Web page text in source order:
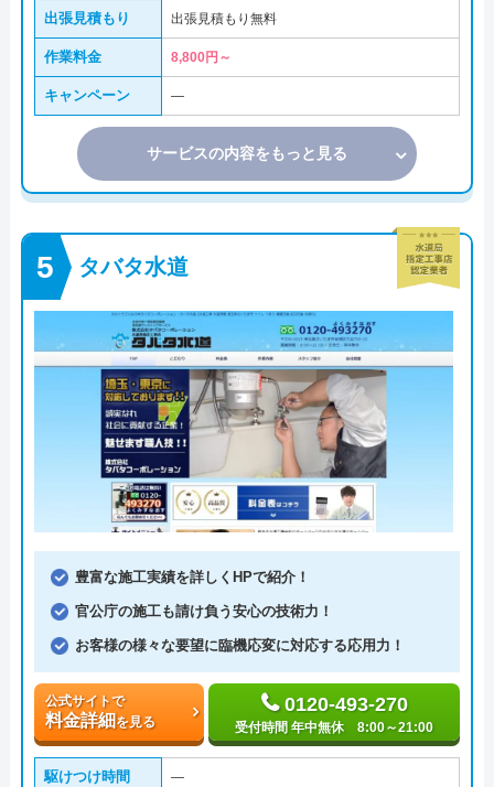
出張見積もり 出張見積もり無料
作業料金 8,800円～
キャンペーン ―
サービスの内容をもっと見る
タバタ水道
豊富な施工実績を詳しくHPで紹介！
官公庁の施工も請け負う安心の技術力！
お客様の様々な要望に臨機応変に対応する応用力！
公式サイトで
料金詳細を見る
0120-493-270
受付時間 年中無休 8:00～21:00
駆けつけ時間 ―